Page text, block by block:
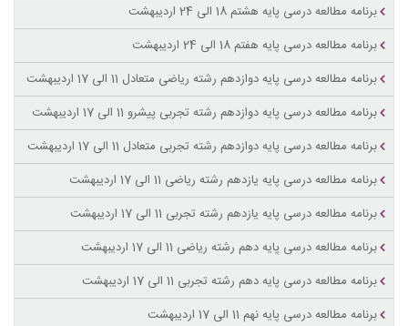
برنامه مطالعه درسی پایه هشتم 18 الی 24 اردیبهشت
برنامه مطالعه درسی پایه هفتم 18 الی 24 اردیبهشت
برنامه مطالعه درسی پایه دوازدهم رشته ریاضی متعادل 11 الی 17 اردیبهشت
برنامه مطالعه درسی پایه دوازدهم رشته تجربی پیشرو 11 الی 17 اردیبهشت
برنامه مطالعه درسی پایه دوازدهم رشته تجربی متعادل 11 الی 17 اردیبهشت
برنامه مطالعه درسی پایه یازدهم رشته ریاضی 11 الی 17 اردیبهشت
برنامه مطالعه درسی پایه یازدهم رشته تجربی 11 الی 17 اردیبهشت
برنامه مطالعه درسی پایه دهم رشته ریاضی 11 الی 17 اردیبهشت
برنامه مطالعه درسی پایه دهم رشته تجربی 11 الی 17 اردیبهشت
برنامه مطالعه درسی پایه نهم 11 الی 17 اردیبهشت